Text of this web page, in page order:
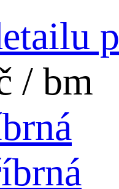
/ bm